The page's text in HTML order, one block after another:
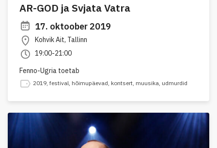
AR-GOD ja Svjata Vatra
17. oktoober 2019
Kohvik Ait, Tallinn
19:00-21:00
Fenno-Ugria toetab
2019 festival hõimupäevad kontsert muusika udmurdid